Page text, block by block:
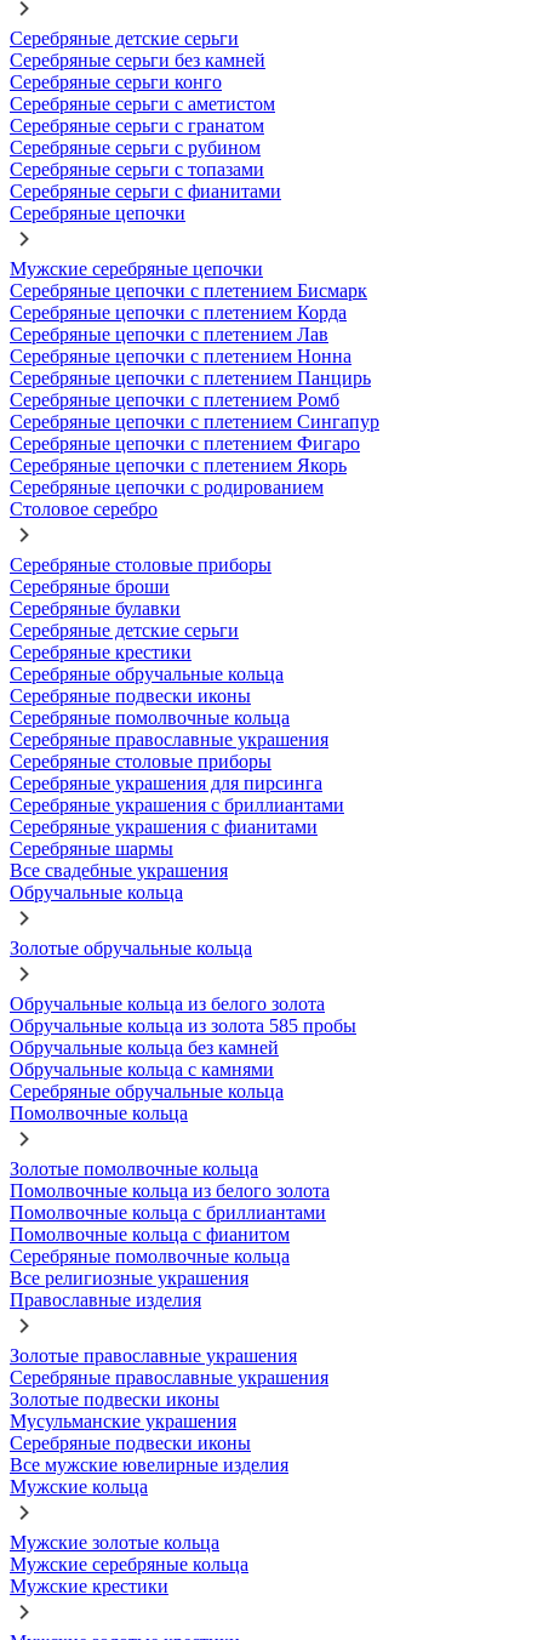
Серебряные детские серьги
Серебряные серьги без камней
Серебряные серьги конго
Серебряные серьги с аметистом
Серебряные серьги с гранатом
Серебряные серьги с рубином
Серебряные серьги с топазами
Серебряные серьги с фианитами
Серебряные цепочки
Мужские серебряные цепочки
Серебряные цепочки с плетением Бисмарк
Серебряные цепочки с плетением Корда
Серебряные цепочки с плетением Лав
Серебряные цепочки с плетением Нонна
Серебряные цепочки с плетением Панцирь
Серебряные цепочки с плетением Ромб
Серебряные цепочки с плетением Сингапур
Серебряные цепочки с плетением Фигаро
Серебряные цепочки с плетением Якорь
Серебряные цепочки с родированием
Столовое серебро
Серебряные столовые приборы
Серебряные броши
Серебряные булавки
Серебряные детские серьги
Серебряные крестики
Серебряные обручальные кольца
Серебряные подвески иконы
Серебряные помолвочные кольца
Серебряные православные украшения
Серебряные столовые приборы
Серебряные украшения для пирсинга
Серебряные украшения с бриллиантами
Серебряные украшения с фианитами
Серебряные шармы
Все свадебные украшения
Обручальные кольца
Золотые обручальные кольца
Обручальные кольца из белого золота
Обручальные кольца из золота 585 пробы
Обручальные кольца без камней
Обручальные кольца с камнями
Серебряные обручальные кольца
Помолвочные кольца
Золотые помолвочные кольца
Помолвочные кольца из белого золота
Помолвочные кольца с бриллиантами
Помолвочные кольца с фианитом
Серебряные помолвочные кольца
Все религиозные украшения
Православные изделия
Золотые православные украшения
Серебряные православные украшения
Золотые подвески иконы
Мусульманские украшения
Серебряные подвески иконы
Все мужские ювелирные изделия
Мужские кольца
Мужские золотые кольца
Мужские серебряные кольца
Мужские крестики